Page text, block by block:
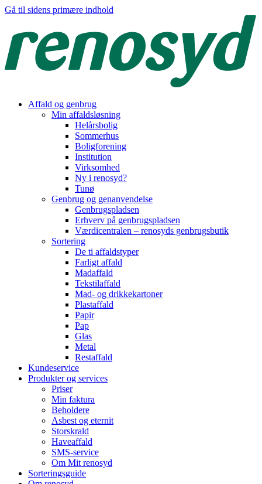
Gå til sidens primære indhold
Affald og genbrug
Min affaldsløsning
Helårsbolig
Sommerhus
Boligforening
Institution
Virksomhed
Ny i renosyd?
Tunø
Genbrug og genanvendelse
Genbrugspladsen
Erhverv på genbrugspladsen
Værdicentralen – renosyds genbrugsbutik
Sortering
De ti affaldstyper
Farligt affald
Madaffald
Tekstilaffald
Mad- og drikkekartoner
Plastaffald
Papir
Pap
Glas
Metal
Restaffald
Kundeservice
Produkter og services
Priser
Min faktura
Beholdere
Asbest og eternit
Storskrald
Haveaffald
SMS-service
Om Mit renosyd
Sorteringsguide